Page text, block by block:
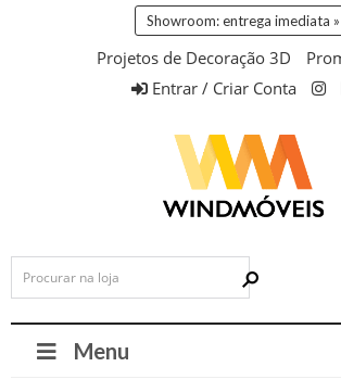
Showroom: entrega imediata »
Projetos de Decoração 3D
Entrar / Criar Conta
Menu